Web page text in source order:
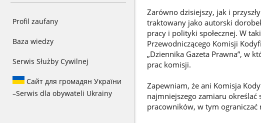
Profil zaufany
Baza wiedzy
Serwis Służby Cywilnej
Сайт для громадян України
–Serwis dla obywateli Ukrainy
Zarówno dzisiejszy, jak i
traktowany jako autorski
pracy i polityki społecznej. W
Przewodniczącego Komisji
„Dziennika Gazeta Prawna”, w
prac komisji.
Zapewniam, że ani Komisja
najmniejszego zamiaru
pracowników, w tym ograniczać